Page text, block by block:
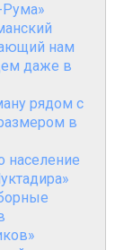
нам
даже в
рядом с
в
население